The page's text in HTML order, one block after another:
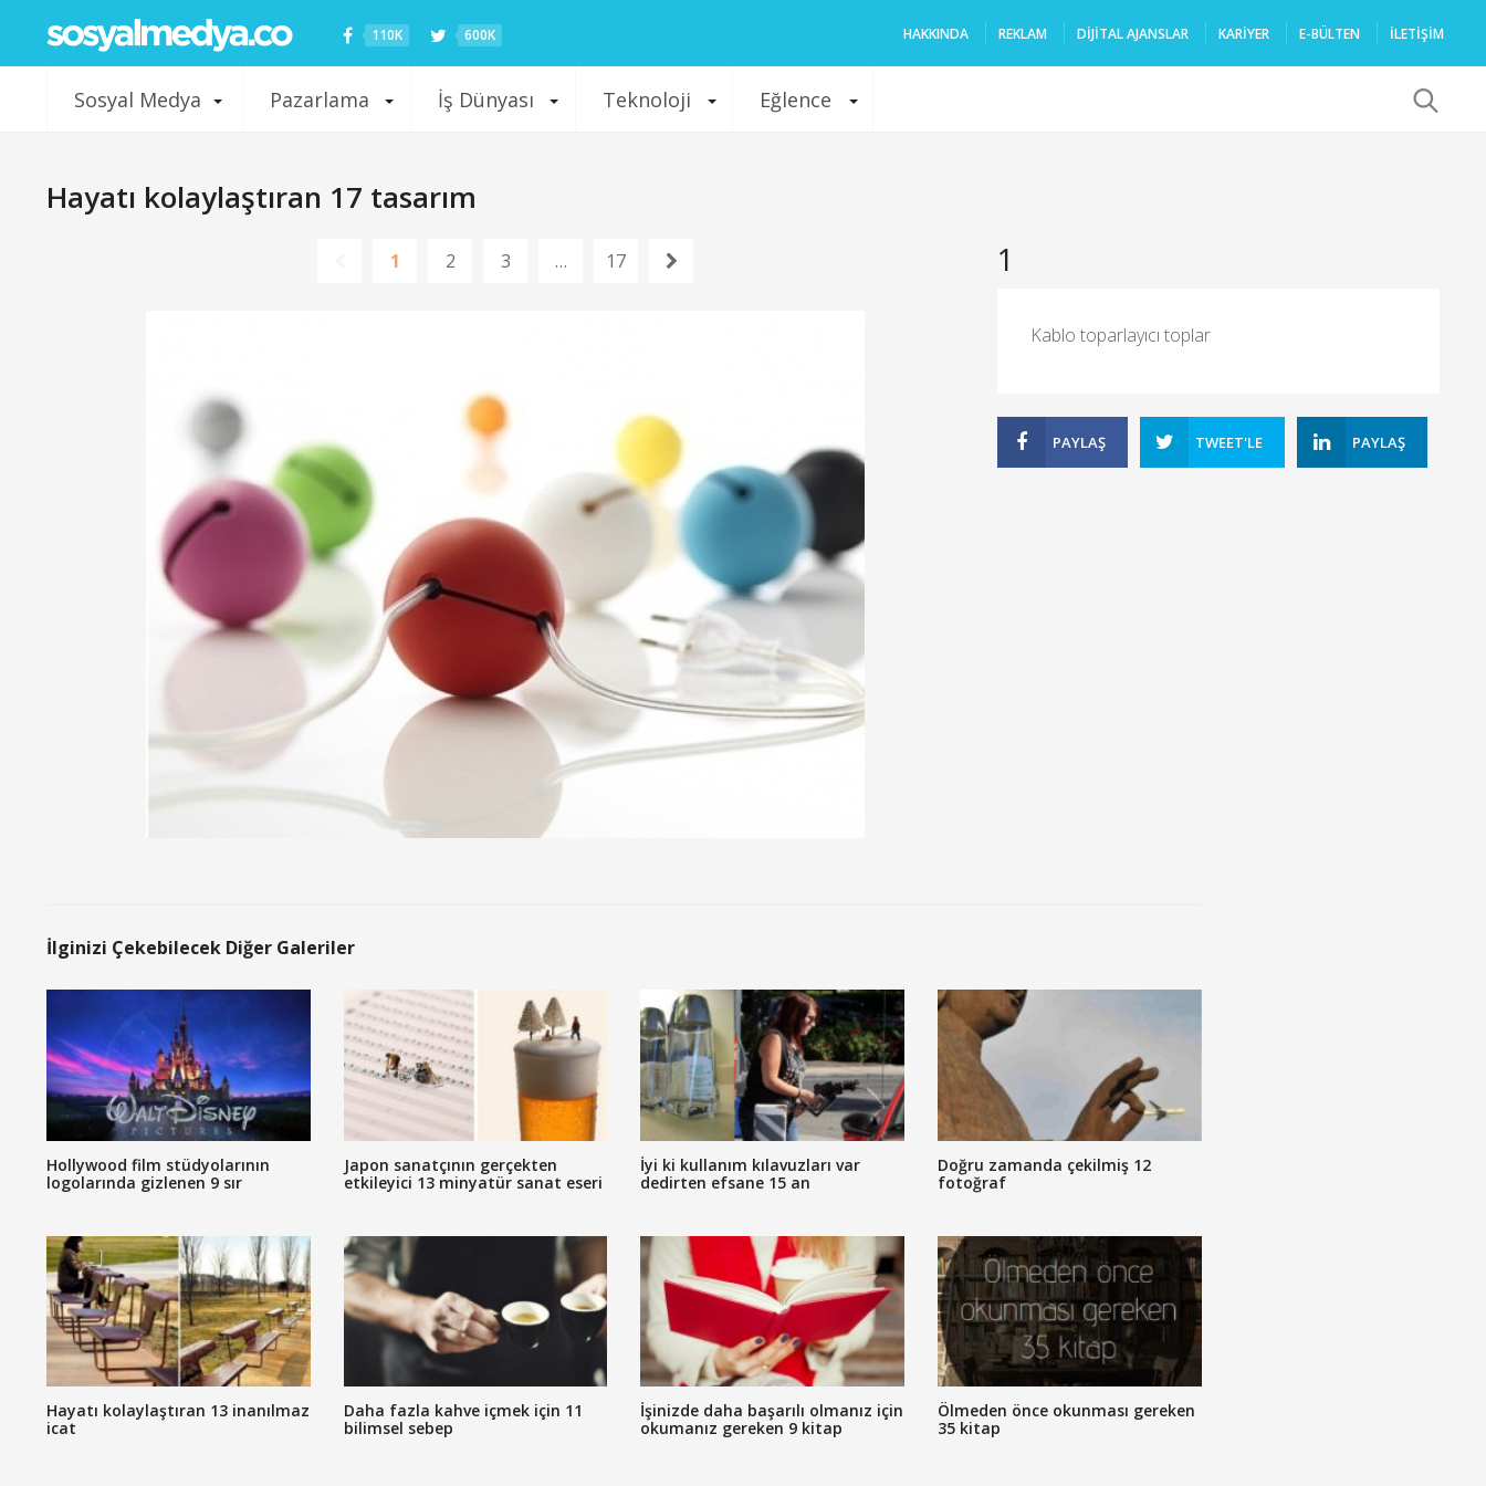
110K 600K HAKKINDA REKLAM DIJITAL AJANSLAR KARIYER E-BÜLTEN İLETİŞİM
Sosyal Medya Pazarlama İş Dünyası Teknoloji Eğlence
Hayatı kolaylaştıran 17 tasarım
1 2 3 … 17 1
Kablo toparlayıcı toplar
PAYLAŞ TWEET'LE PAYLAŞ
İlginizi Çekebilecek Diğer Galeriler
Hollywood film stüdyolarının
logolarında gizlenen 9 sır
Japon sanatçının gerçekten
etkileyici 13 minyatür sanat eseri
İyi ki kullanım kılavuzları var
dedirten efsane 15 an
Doğru zamanda çekilmiş 12
fotoğraf
Hayatı kolaylaştıran 13 inanılmaz
icat
Daha fazla kahve içmek için 11
bilimsel sebep
İşinizde daha başarılı olmanız için
okumanız gereken 9 kitap
Ölmeden önce okunması gereken
35 kitap